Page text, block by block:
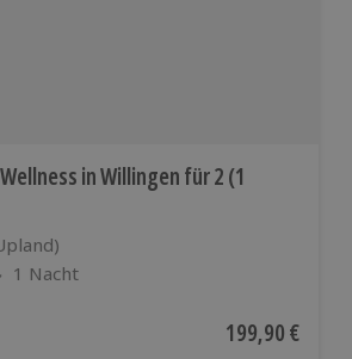
in Willingen für 2 (1
1 Nacht
basierend auf 78 Bewertungen
Aktueller Preis
199,90 €